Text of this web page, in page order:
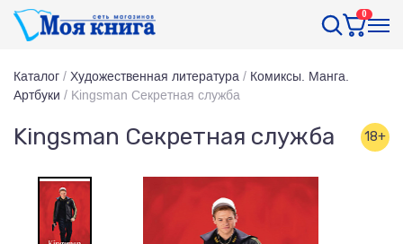
0
Каталог / Художественная литература / Комиксы. Манга.
Артбуки / Kingsman Секретная служба
Kingsman Секретная служба 18+